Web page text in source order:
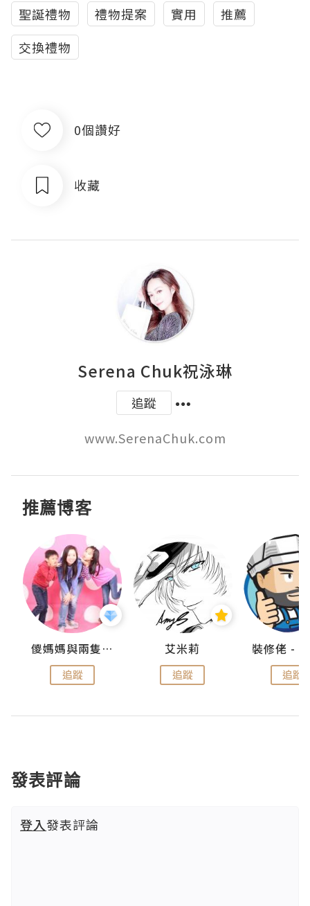
聖誕禮物
禮物提案 實用
推薦
交換禮物
0個讚好
收藏
Serena Chuk祝泳琳
追蹤
www.SerenaChuk.com
推薦博客
儍媽媽與兩隻小魔怪之家
追蹤
艾米莉
追蹤 追蹤
發表評論
登入發表評論